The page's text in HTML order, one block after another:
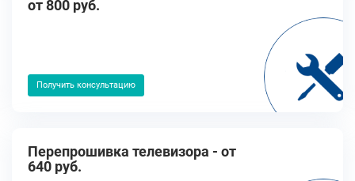
от 800 руб.
Получить консультацию
Перепрошивка телевизора - от
640 руб.